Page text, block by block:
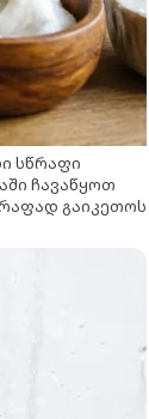
სწრაფი
ჩავაწყოთ
გაიკეთოს